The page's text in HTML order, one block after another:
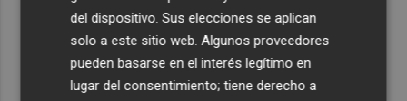
del dispositivo. Sus elecciones se aplican
solo a este sitio web. Algunos proveedores
pueden basarse en el interés legítimo en
lugar del consentimiento; tiene derecho a